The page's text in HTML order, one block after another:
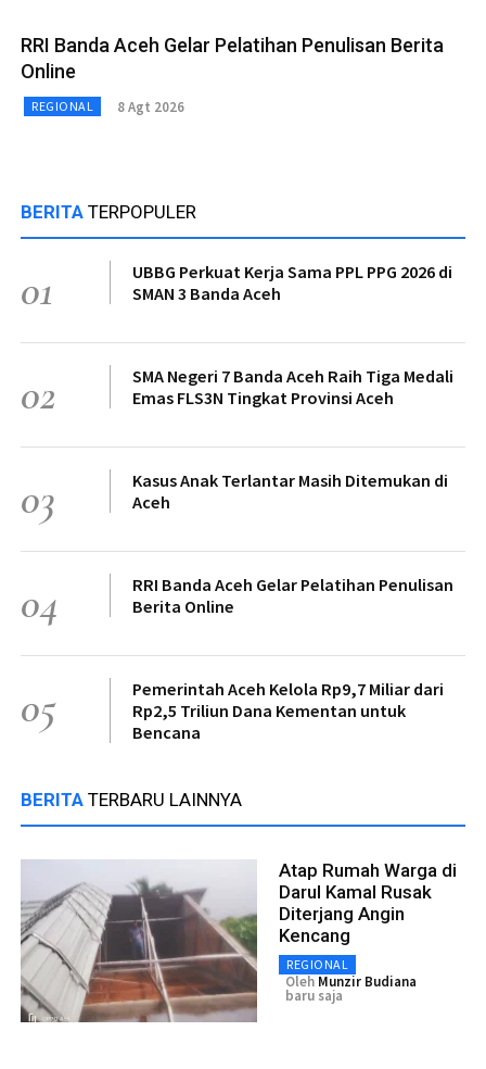
RRI Banda Aceh Gelar Pelatihan Penulisan Berita
Online
REGIONAL 8 Agt 2026
BERITA TERPOPULER
01
UBBG Perkuat Kerja Sama PPL PPG 2026 di
SMAN 3 Banda Aceh
02
SMA Negeri 7 Banda Aceh Raih Tiga Medali
Emas FLS3N Tingkat Provinsi Aceh
03
Kasus Anak Terlantar Masih Ditemukan di
Aceh
04
RRI Banda Aceh Gelar Pelatihan Penulisan
Berita Online
05
Pemerintah Aceh Kelola Rp9,7 Miliar dari
Rp2,5 Triliun Dana Kementan untuk
Bencana
BERITA TERBARU LAINNYA
Atap Rumah Warga di
Darul Kamal Rusak
Diterjang Angin
Kencang
REGIONAL
Oleh Munzir Budiana
baru saja